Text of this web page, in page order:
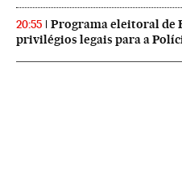
20:55
Programa eleitoral de
privilégios legais para a